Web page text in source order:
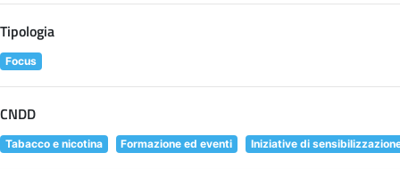
Tipologia
Focus
CNDD
Tabacco e nicotina Formazione ed eventi Iniziative di